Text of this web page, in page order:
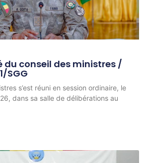
du conseil des ministres /
SGG
s’est réuni en session ordinaire, le
dans sa salle de délibérations au